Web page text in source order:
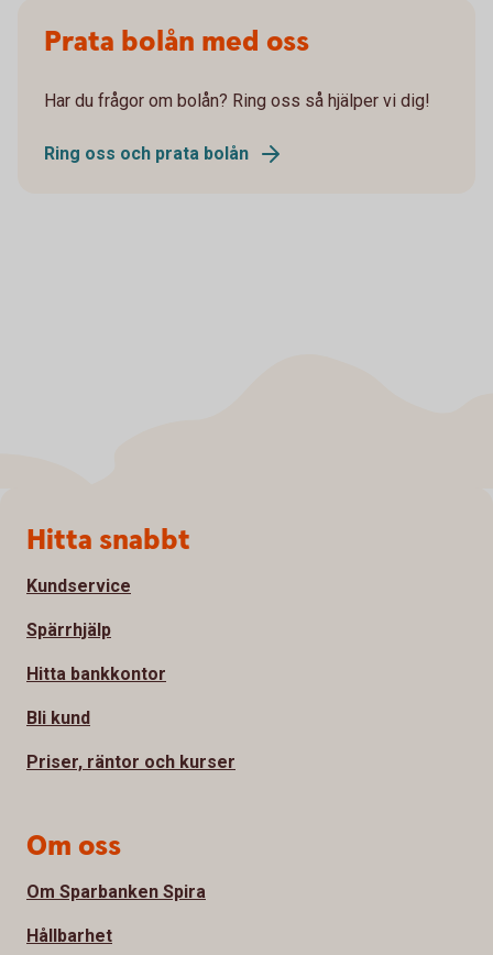
Prata bolån med oss
Har du frågor om bolån? Ring oss så hjälper vi dig!
Ring oss och prata bolån
Sidfot
Hitta snabbt
Kundservice
Spärrhjälp
Hitta bankkontor
Bli kund
Priser, räntor och kurser
Om oss
Om Sparbanken Spira
Hållbarhet